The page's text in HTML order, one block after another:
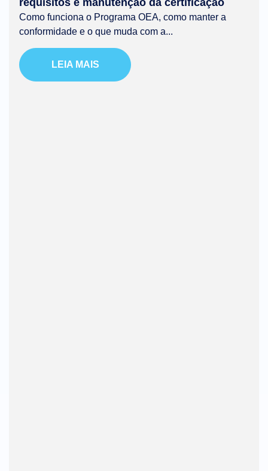
requisitos e manutenção da certificação
Como funciona o Programa OEA, como manter a
conformidade e o que muda com a...
LEIA MAIS